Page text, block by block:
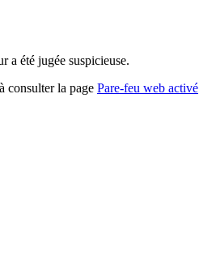
a été jugée suspicieuse.
consulter la page Pare-feu web activé